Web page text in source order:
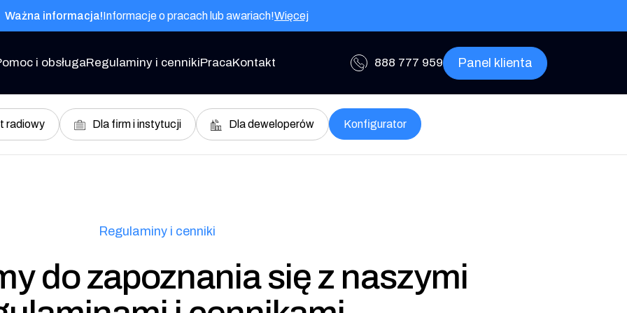
Ważna informacja!Informacje o pracach lub awariach!Więcej
i obsługaRegulaminy i cennikiPracaKontakt 888 777 959 Panel klienta
radiowy Dla firm i instytucji Dla deweloperów Konfigurator
Regulaminy i cenniki
do zapoznania się z naszymi